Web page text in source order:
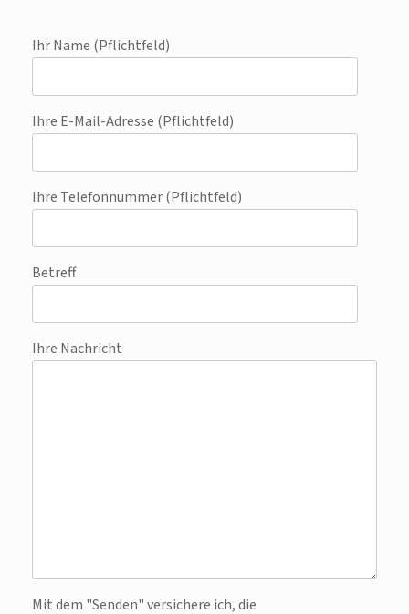
Ihr Name (Pflichtfeld)
Ihre E-Mail-Adresse (Pflichtfeld)
Ihre Telefonnummer (Pflichtfeld)
Betreff
Ihre Nachricht
Bitte lasse dieses Feld leer.
Mit dem "Senden" versichere ich, die